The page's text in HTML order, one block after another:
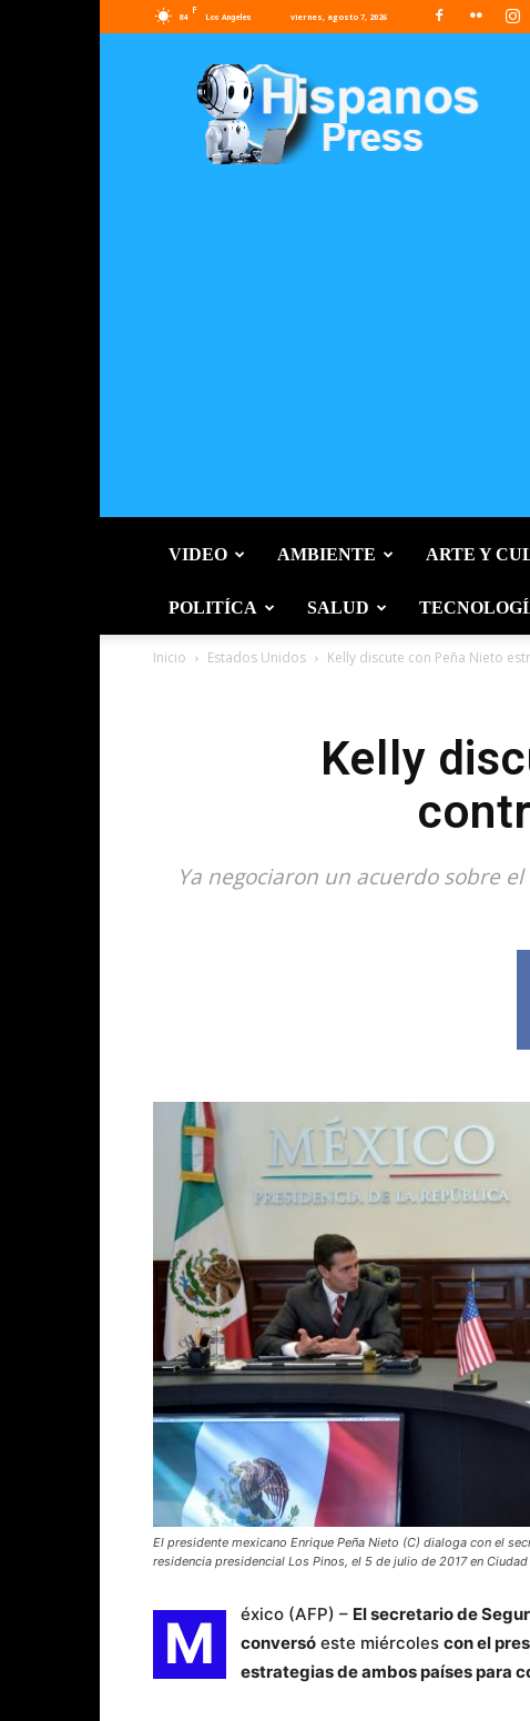
84
F
Los Angeles viernes, agosto 7, 2026
Press
VIDEO AMBIENTE ARTE Y
POLITÍCA SALUD
Inicio Estados Unidos Kelly discute con Peña Nieto
Kelly
Ya negociaron un acuerdo sobre
El presidente mexicano Enrique Peña Nieto (C) dialoga con el
residencia presidencial Los Pinos, el 5 de julio de 2017 en
M éxico (AFP) – El secretario de
conversó este miércoles con el
estrategias de ambos países para